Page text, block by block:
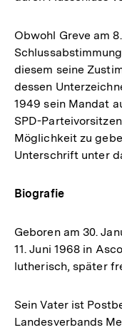
Obwohl Greve am
diesem seine
dessen
1949 sein Mandat
SPD-
Möglichkeit zu
Unterschrift unter
Biografie
Geboren am 30.
11. Juni 1968 in
lutherisch, später
Sein Vater ist
Landesverbands